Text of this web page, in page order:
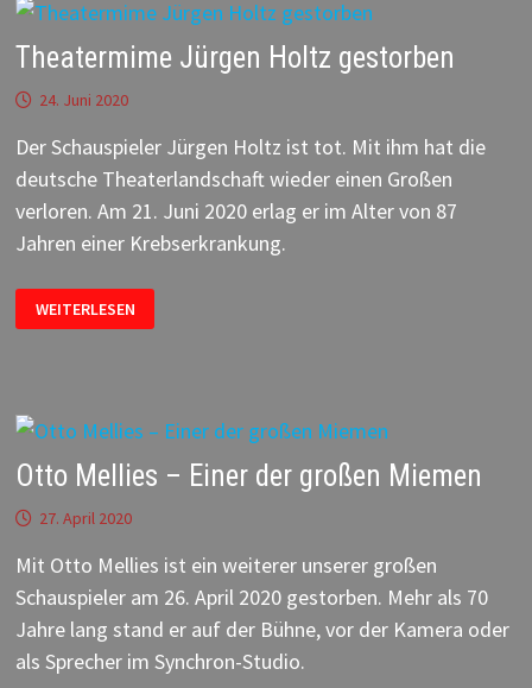
Theatermime Jürgen Holtz gestorben
24. Juni 2020
Der Schauspieler Jürgen Holtz ist tot. Mit ihm hat die
deutsche Theaterlandschaft wieder einen Großen
verloren. Am 21. Juni 2020 erlag er im Alter von 87
Jahren einer Krebserkrankung.
JÜRGEN
HOLTZ
WEITERLESEN
Otto Mellies – Einer der großen Miemen
27. April 2020
Mit Otto Mellies ist ein weiterer unserer großen
Schauspieler am 26. April 2020 gestorben. Mehr als 70
Jahre lang stand er auf der Bühne, vor der Kamera oder
als Sprecher im Synchron-Studio.